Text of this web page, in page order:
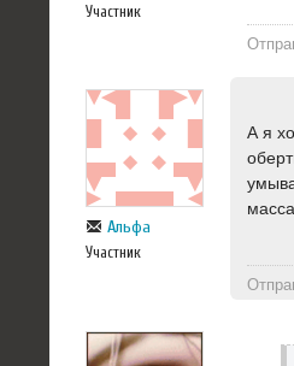
Участник
Альфа
Участник
А я